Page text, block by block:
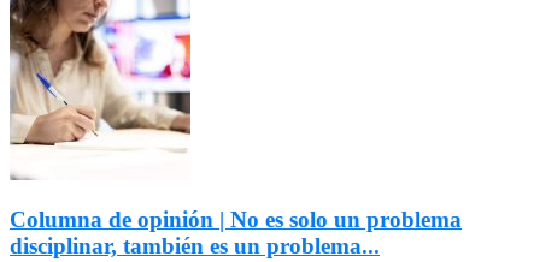
Columna de opinión | No es solo un problema
disciplinar, también es un problema...